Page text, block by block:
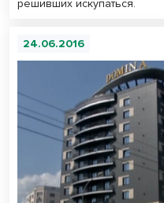
решивших искупаться.
24.06.2016